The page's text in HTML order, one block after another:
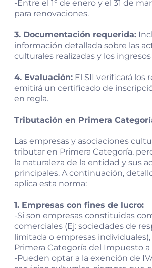
-Entre el 1° de enero y el 31 de
para renovaciones.
3. Documentación requerida:
información detallada sobre las
culturales realizadas y los
4. Evaluación: El SII verificará los
emitirá un certificado de
en regla.
Tributación en Primera
Las empresas y asociaciones
tributar en Primera Categoría,
la naturaleza de la entidad y sus
principales. A continuación,
aplica esta norma:
1. Empresas con fines de lucro:
-Si son empresas constituidas
comerciales (Ej: sociedades de
limitada o empresas
Primera Categoría del Impuesto a
-Pueden optar a la exención de